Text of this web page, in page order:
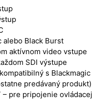
alebo Black Burst
aktívnom video vstupe
SDI výstupe
s Blackmagic
predávaný produkt)
– pre pripojenie ovládacej